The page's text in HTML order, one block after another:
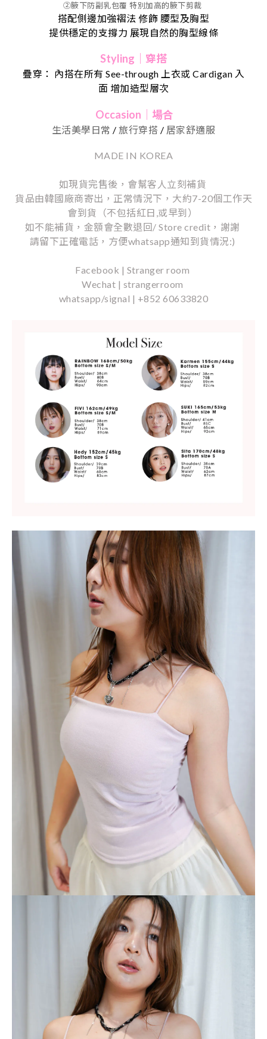
②腋下防副乳包覆 特別加高的腋下剪裁
搭配側邊加強褶法 修飾 腰型及胸型
提供穩定的支撐力 展現自然的胸型線條
Styling｜穿搭
疊穿： 內搭在所有 See-through 上衣或 Cardigan 入
面 增加造型層次
Occasion｜場合
生活美學日常 /旅行穿搭 / 居家舒適服
MADE IN KOREA
如現貨完售後，會幫客人立刻補貨
貨品由韓國廠商寄出，正常情況下，大約7-20個工作天
會到貨（不包括紅日,或早到）
如不能補貨，金額會全數退回/ Store credit，謝謝
請留下正確電話，方便whatsapp通知到貨情況:)
Facebook | Stranger room
Wechat | strangerroom
whatsapp/signal | +852 60633820